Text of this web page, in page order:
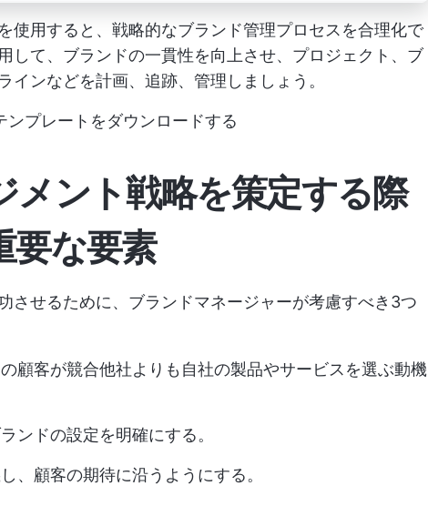
使用すると、戦略的なブランド管理プロセスを合理化で
して、ブランドの一貫性を向上させ、プロジェクト、ブ
インなどを計画、追跡、管理しましょう。
ンプレートをダウンロードする
メント戦略を策定する際
要な要素
させるために、ブランドマネージャーが考慮すべき3つ
顧客が競合他社よりも自社の製品やサービスを選ぶ動機
ンドの設定を明確にする。
、顧客の期待に沿うようにする。